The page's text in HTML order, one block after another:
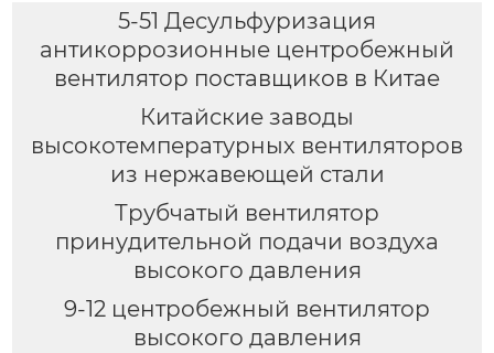
5-51 Десульфуризация
антикоррозионные центробежный
вентилятор поставщиков в Китае
Китайские заводы
высокотемпературных вентиляторов
из нержавеющей стали
Трубчатый вентилятор
принудительной подачи воздуха
высокого давления
9-12 центробежный вентилятор
высокого давления